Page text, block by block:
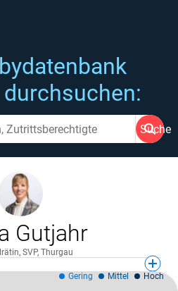
Suche
Gutjahr
SVP, Thurgau
Gering Mittel Hoch